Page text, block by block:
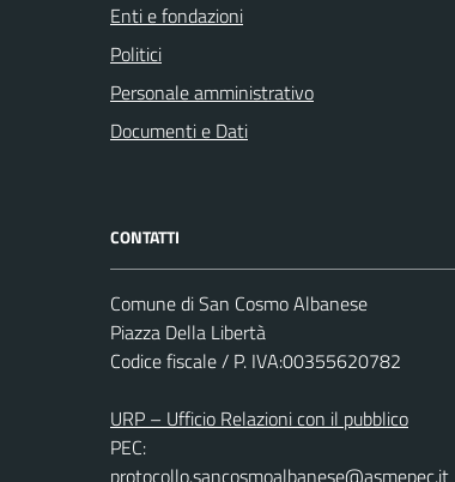
Enti e fondazioni
Politici
Personale amministrativo
Documenti e Dati
CONTATTI
Comune di San Cosmo Albanese
Piazza Della Libertà
Codice fiscale / P. IVA:00355620782
URP – Ufficio Relazioni con il pubblico
PEC: